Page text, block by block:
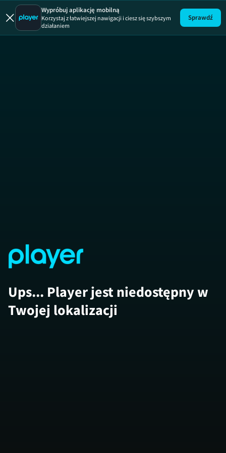
Wypróbuj aplikację mobilną
Korzystaj z łatwiejszej nawigacji i ciesz się szybszym
działaniem
Sprawdź
Ups... Player jest niedostępny w
Twojej lokalizacji